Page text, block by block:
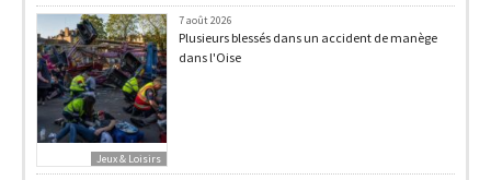
Jeux & Loisirs
7 août 2026
Plusieurs blessés dans un accident de manège
dans l'Oise